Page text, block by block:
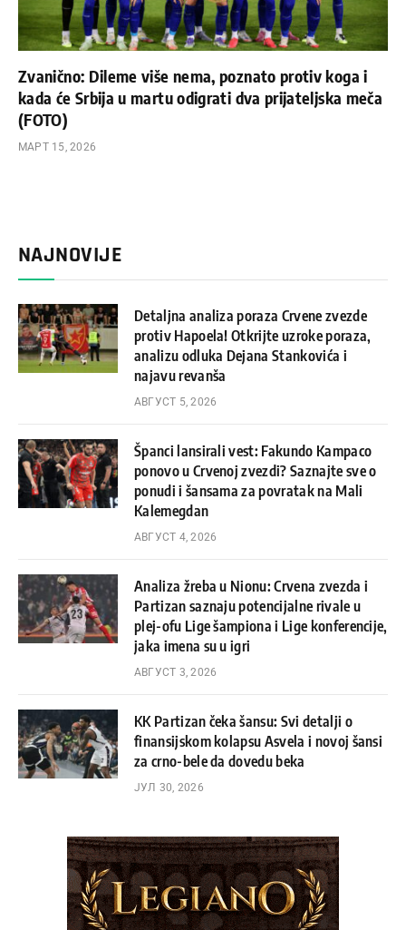
Zvanično: Dileme više nema, poznato protiv koga i
kada će Srbija u martu odigrati dva prijateljska meča
(FOTO)
МАРТ 15, 2026
NAJNOVIJE
Detaljna analiza poraza Crvene zvezde
protiv Hapoela! Otkrijte uzroke poraza,
analizu odluka Dejana Stankovića i
najavu revanša
АВГУСТ 5, 2026
Španci lansirali vest: Fakundo Kampaco
ponovo u Crvenoj zvezdi? Saznajte sve o
ponudi i šansama za povratak na Mali
Kalemegdan
АВГУСТ 4, 2026
Analiza žreba u Nionu: Crvena zvezda i
Partizan saznaju potencijalne rivale u
plej-ofu Lige šampiona i Lige konferencije,
jaka imena su u igri
АВГУСТ 3, 2026
KK Partizan čeka šansu: Svi detalji o
finansijskom kolapsu Asvela i novoj šansi
za crno-bele da dovedu beka
ЈУЛ 30, 2026